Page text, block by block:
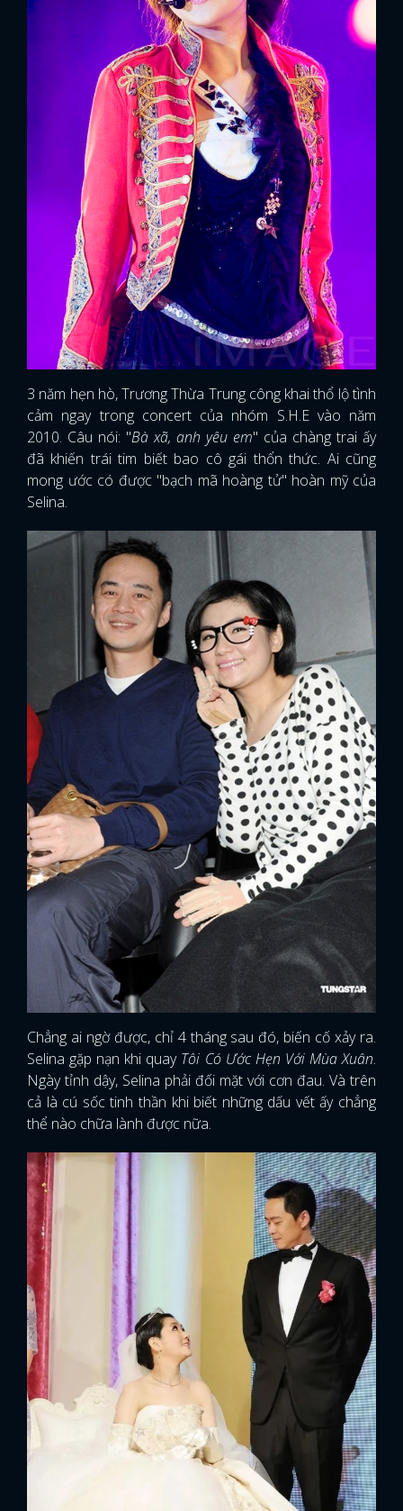
3 năm hẹn hò, Trương Thừa Trung công khai thổ lộ tình
cảm ngay trong concert của nhóm S.H.E vào năm
2010. Câu nói: "Bà xã, anh yêu em" của chàng trai ấy
đã khiến trái tim biết bao cô gái thổn thức. Ai cũng
mong ước có được "bạch mã hoàng tử" hoàn mỹ của
Selina.
Chẳng ai ngờ được, chỉ 4 tháng sau đó, biến cố xảy ra.
Selina gặp nạn khi quay Tôi Có Ước Hẹn Với Mùa Xuân.
Ngày tỉnh dậy, Selina phải đối mặt với cơn đau. Và trên
cả là cú sốc tinh thần khi biết những dấu vết ấy chẳng
thể nào chữa lành được nữa.